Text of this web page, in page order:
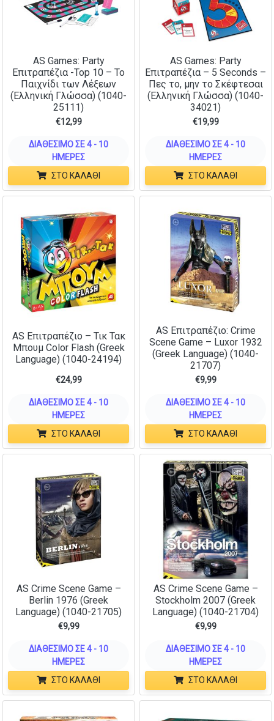
AS Games: Party
Επιτραπέζια -Top 10 – Το
Παιχνίδι των Λέξεων
(Ελληνική Γλώσσα) (1040-
25111)
€12,99
ΔΙΑΘΈΣΙΜΟ ΣΕ 4 - 10
ΗΜΈΡΕΣ
ΣΤΟ ΚΑΛΆΘΙ
AS Games: Party
Επιτραπέζια – 5 Seconds –
Πες το, μην το Σκέφτεσαι
(Ελληνική Γλώσσα) (1040-
34021)
€19,99
ΔΙΑΘΈΣΙΜΟ ΣΕ 4 - 10
ΗΜΈΡΕΣ
ΣΤΟ ΚΑΛΆΘΙ
AS Επιτραπέζιο – Τικ Τακ
Μπουμ Color Flash (Greek
Language) (1040-24194)
€24,99
ΔΙΑΘΈΣΙΜΟ ΣΕ 4 - 10
ΗΜΈΡΕΣ
ΣΤΟ ΚΑΛΆΘΙ
AS Επιτραπέζιο: Crime
Scene Game – Luxor 1932
(Greek Language) (1040-
21707)
€9,99
ΔΙΑΘΈΣΙΜΟ ΣΕ 4 - 10
ΗΜΈΡΕΣ
ΣΤΟ ΚΑΛΆΘΙ
AS Crime Scene Game –
Berlin 1976 (Greek
Language) (1040-21705)
€9,99
ΔΙΑΘΈΣΙΜΟ ΣΕ 4 - 10
ΗΜΈΡΕΣ
ΣΤΟ ΚΑΛΆΘΙ
AS Crime Scene Game –
Stockholm 2007 (Greek
Language) (1040-21704)
€9,99
ΔΙΑΘΈΣΙΜΟ ΣΕ 4 - 10
ΗΜΈΡΕΣ
ΣΤΟ ΚΑΛΆΘΙ